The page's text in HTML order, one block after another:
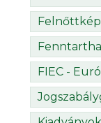
FIEC -